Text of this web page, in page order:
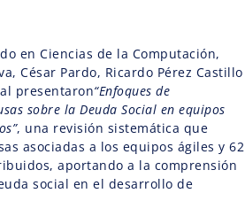
en Ciencias de la Computación,
César Pardo, Ricardo Pérez Castillo
presentaron“Enfoques de
sobre la Deuda Social en equipos
, una revisión sistemática que
asociadas a los equipos ágiles y 62
aportando a la comprensión
social en el desarrollo de